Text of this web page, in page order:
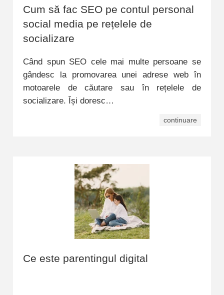
Cum să fac SEO pe contul personal
social media pe rețelele de
socializare
Când spun SEO cele mai multe persoane se
gândesc la promovarea unei adrese web în
motoarele de căutare sau în rețelele de
socializare. Își doresc…
continuare
Ce este parentingul digital